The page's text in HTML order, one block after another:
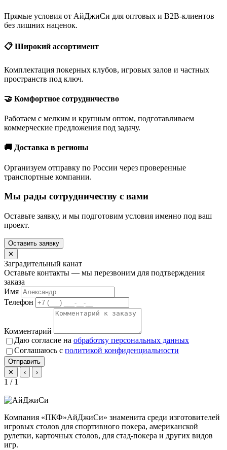
Прямые условия от АйДжиСи для оптовых и B2B-клиентов
без лишних наценок.
📋 Широкий ассортимент
Комплектация покерных клубов, игровых залов и частных
пространств под ключ.
🤝 Комфортное сотрудничество
Работаем с мелким и крупным оптом, подготавливаем
коммерческие предложения под задачу.
🚚 Доставка в регионы
Организуем отправку по России через проверенные
транспортные компании.
Мы рады сотрудничеству с вами
Оставьте заявку, и мы подготовим условия именно под ваш
проект.
Оставить заявку
✕
Заградительный канат
Оставьте контакты — мы перезвоним для подтверждения
заказа
Имя
Телефон
Комментарий
Даю согласие на обработку персональных данных
Соглашаюсь с политикой конфиденциальности
Отправить
✕
‹ ›
1 / 1
Компания «ПКФ»АйДжиСи» знаменита среди изготовителей
игровых столов для спортивного покера, американской
рулетки, карточных столов, для стад-покера и других видов
игр.